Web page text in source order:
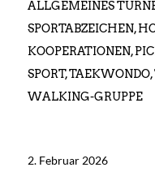
ALLGEMEINES
SPORTABZEICHEN,
KOOPERATIONEN,
SPORT,TAEKWONDO,
WALKING-GRUPPE
2. Februar 2026